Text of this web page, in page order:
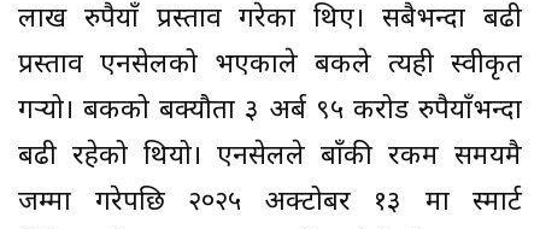
लाख रुपैयाँ प्रस्ताव गरेका थिए। सबैभन्दा बढी
प्रस्ताव एनसेलको भएकाले बैंकले त्यही स्वीकृत
गर्‍यो। बैंकको बक्यौता ३ अर्ब ९५ करोड रुपैयाँभन्दा
बढी रहेको थियो। एनसेलले बाँकी रकम समयमै
जम्मा गरेपछि २०२५ अक्टोबर १३ मा स्मार्ट